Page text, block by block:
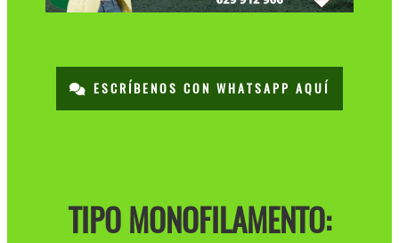
ESCRÍBENOS CON WHATSAPP AQUÍ
TIPO MONOFILAMENTO: